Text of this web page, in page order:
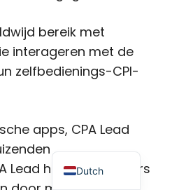
bereik met
interageren met de
zelfbedienings-CPI-
apps, CPA Lead
Lead helpt marketeers
Dutch
French
Spanish
Italian
Portuguese